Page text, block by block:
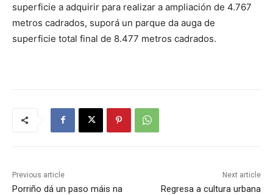
superficie a adquirir para realizar a ampliación de 4.767
metros cadrados, suporá un parque da auga de
superficie total final de 8.477 metros cadrados.
Previous article
Porriño dá un paso máis na
Next article
Regresa a cultura urbana